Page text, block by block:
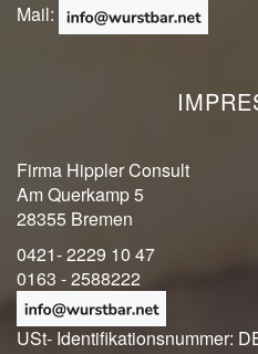
Mail:
Firma Hippler Consult
Am Querkamp 5
28355 Bremen
0421- 2229 10 47
0163 - 2588222
USt- Identifikationsnummer: